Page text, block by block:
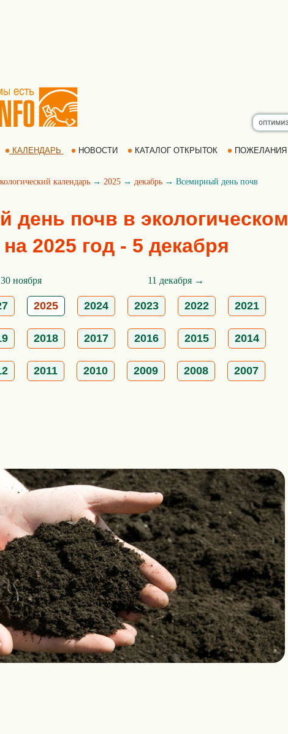
КАЛЕНДАРЬ НОВОСТИ КАТАЛОГ ОТКРЫТОК ПОЖЕЛАНИЯ
календарь → 2025 → декабрь → Всемирный день почв
день почв в экологическом
2025 год - 5 декабря
ноября 11 декабря →
2025 2024 2023 2022 2021
2018 2017 2016 2015 2014
2011 2010 2009 2008 2007